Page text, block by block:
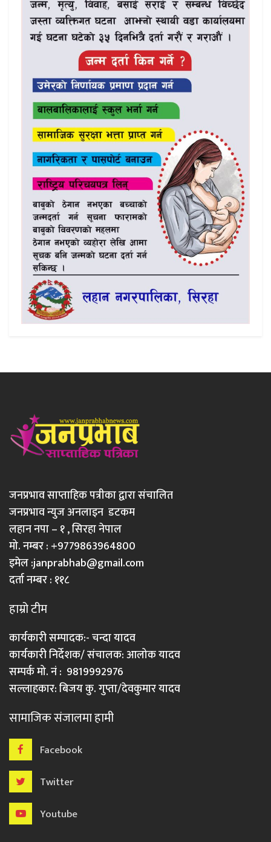
जनप्रभाव साप्ताहिक पत्रीका द्वारा संचालित
जनप्रभाव न्युज अनलाइन डटकम
लहान नपा – १ , सिरहा नेपाल
मो. नम्बर : +9779863964800
इमेल :janprabhab@gmail.com
दर्ता नम्बर : ११८
हाम्रो टीम
कार्यकारी सम्पादक:- चन्दा यादव
कार्यकारी निर्देशक/ संचालक: आलोक यादव
सम्पर्क मो. नं : 9819992976
सल्लाहकार: बिजय कु. गुप्ता/देवकुमार यादव
सामाजिक संजालमा हामी
Facebook
Twitter
Youtube